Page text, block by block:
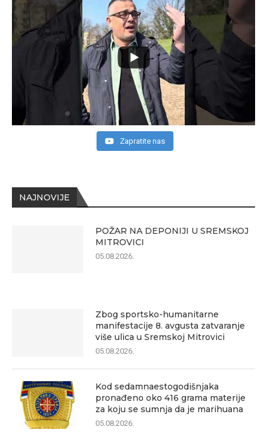
NAJNOVIJE
POŽAR NA DEPONIJI U SREMSKOJ
MITROVICI
05.08.2026.
Zbog sportsko-humanitarne
manifestacije 8. avgusta zatvaranje
više ulica u Sremskoj Mitrovici
05.08.2026.
Kod sedamnaestogodišnjaka
pronađeno oko 416 grama materije
za koju se sumnja da je marihuana
05.08.2026.
Zapratite nas